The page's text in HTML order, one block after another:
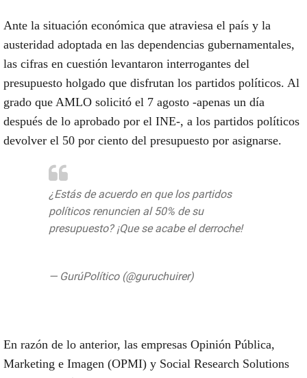
Ante la situación económica que atraviesa el país y la
austeridad adoptada en las dependencias gubernamentales,
las cifras en cuestión levantaron interrogantes del
presupuesto holgado que disfrutan los partidos políticos. Al
grado que AMLO solicitó el 7 agosto -apenas un día
después de lo aprobado por el INE-, a los partidos políticos
devolver el 50 por ciento del presupuesto por asignarse.
¿Estás de acuerdo en que los partidos
políticos renuncien al 50% de su
presupuesto? ¡Que se acabe el derroche!
— GurúPolítico (@guruchuirer)
En razón de lo anterior, las empresas Opinión Pública,
Marketing e Imagen (OPMI) y Social Research Solutions